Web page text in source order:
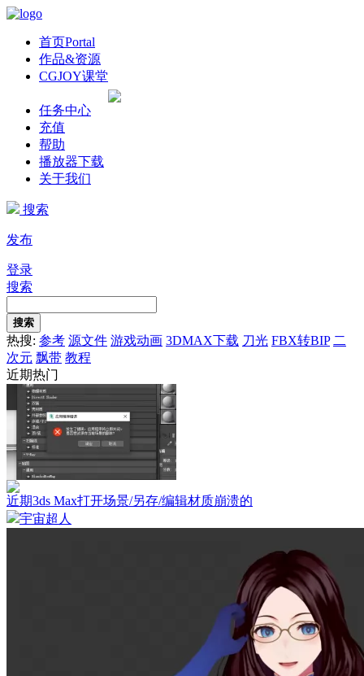
首页Portal
作品&资源
CGJOY课堂
任务中心
充值
帮助
播放器下载
关于我们
搜索
发布
登录
搜索
搜索
热搜: 参考 源文件 游戏动画 3DMAX下载 刀光 FBX转BIP 二
次元 飘带 教程
近期热门
近期3ds Max打开场景/另存/编辑材质崩溃的
宇宙超人